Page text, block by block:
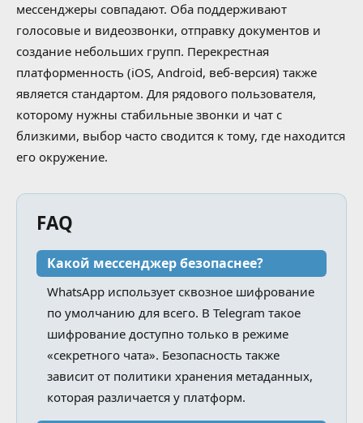
мессенджеры совпадают. Оба поддерживают
голосовые и видеозвонки, отправку документов и
создание небольших групп. Перекрестная
платформенность (iOS, Android, веб-версия) также
является стандартом. Для рядового пользователя,
которому нужны стабильные звонки и чат с
близкими, выбор часто сводится к тому, где находится
его окружение.
FAQ
Какой мессенджер безопаснее?
WhatsApp использует сквозное шифрование
по умолчанию для всего. В Telegram такое
шифрование доступно только в режиме
«секретного чата». Безопасность также
зависит от политики хранения метаданных,
которая различается у платформ.